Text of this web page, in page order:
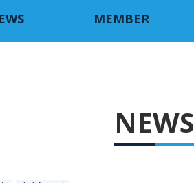
MEMBER
NEWS